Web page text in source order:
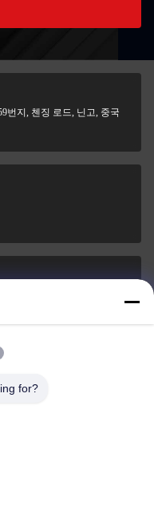
번지, 첸징 로드, 닌고, 중국
for?